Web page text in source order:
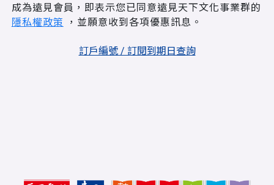
成為遠見會員，即表示您已同意遠見天下文化事業群的
隱私權政策 ，並願意收到各項優惠訊息。
訂戶編號 / 訂閱到期日查詢